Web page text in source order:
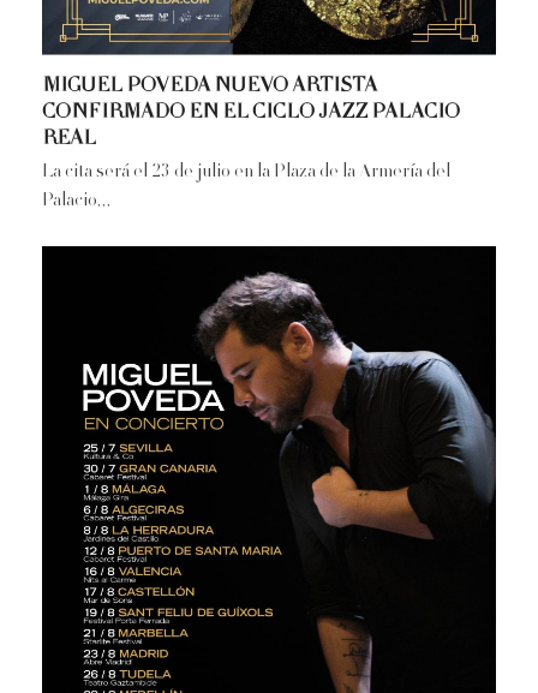
MIGUEL POVEDA NUEVO ARTISTA
CONFIRMADO EN EL CICLO JAZZ PALACIO
REAL
La cita será el 23 de julio en la Plaza de la Armería del
Palacio…